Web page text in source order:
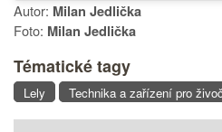
Autor: Milan Jedlička
Foto: Milan Jedlička
Tématické tagy
Lely Technika a zařízení pro